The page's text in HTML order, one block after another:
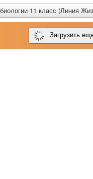
11 класс (Линия
Загрузить